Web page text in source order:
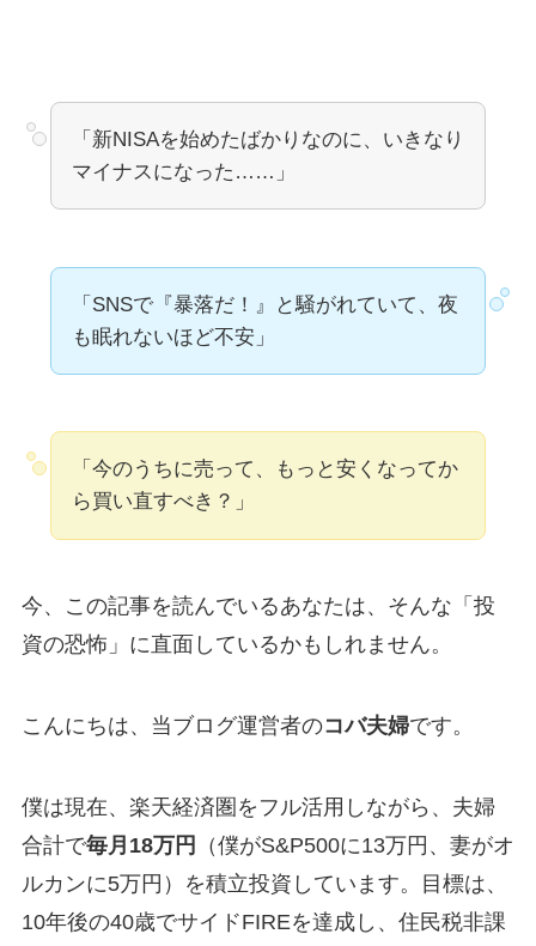
「新NISAを始めたばかりなのに、いきなり
マイナスになった……」
「SNSで『暴落だ！』と騒がれていて、夜
も眠れないほど不安」
「今のうちに売って、もっと安くなってか
ら買い直すべき？」
今、この記事を読んでいるあなたは、そんな「投
資の恐怖」に直面しているかもしれません。
こんにちは、当ブログ運営者のコバ夫婦です。
僕は現在、楽天経済圏をフル活用しながら、夫婦
合計で毎月18万円
（僕がS&P500に13万円、妻がオ
ルカンに5万円）を積立投資しています。目標は、
10年後の40歳でサイドFIREを達成し、住民税非課